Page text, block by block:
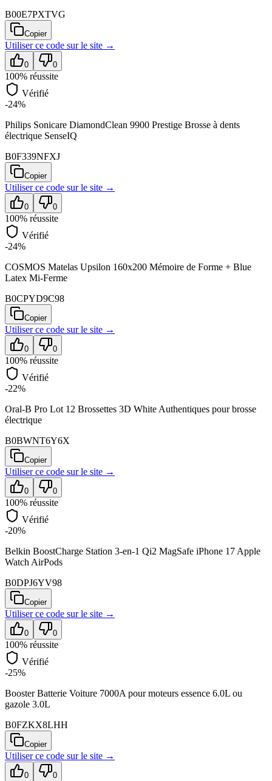
B00E7PXTVG
Copier
Utiliser ce code surle site →
0 0
100% réussite
Vérifié
-24%
Philips Sonicare DiamondClean 9900 Prestige Brosse à dents
électrique SenseIQ
B0F339NFXJ
Copier
Utiliser ce code surle site →
0 0
100% réussite
Vérifié
-24%
COSMOS Matelas Upsilon 160x200 Mémoire de Forme + Blue
Latex Mi-Ferme
B0CPYD9C98
Copier
Utiliser ce code surle site →
0 0
100% réussite
Vérifié
-22%
Oral-B Pro Lot 12 Brossettes 3D White Authentiques pour brosse
électrique
B0BWNT6Y6X
Copier
Utiliser ce code surle site →
0 0
100% réussite
Vérifié
-20%
Belkin BoostCharge Station 3-en-1 Qi2 MagSafe iPhone 17 Apple
Watch AirPods
B0DPJ6YV98
Copier
Utiliser ce code surle site →
0 0
100% réussite
Vérifié
-25%
Booster Batterie Voiture 7000A pour moteurs essence 6.0L ou
gazole 3.0L
B0FZKX8LHH
Copier
Utiliser ce code surle site →
0 0